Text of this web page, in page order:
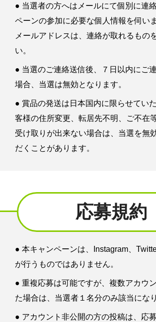
● 当選者の方へはメールにて個別に連
ペーンの参加に必要な個人情報を伺い
メールアドレスは、連絡が取れるもの
い。
● 当選のご連絡送信後、７日以内にご
場合、当選は無効となります。
● 賞品の発送は日本国内に限らせてい
客様の住所変更、転居先不明、ご不在
受け取りが出来ない場合は、当選を無
だくことがあります。
応募規約
● 本キャンペーンは、Instagram、
が行うものではありません。
● 重複応募は可能ですが、複数アカウ
た場合は、当選者１名分のみ該当にな
● アカウント非公開の方の投稿は、応